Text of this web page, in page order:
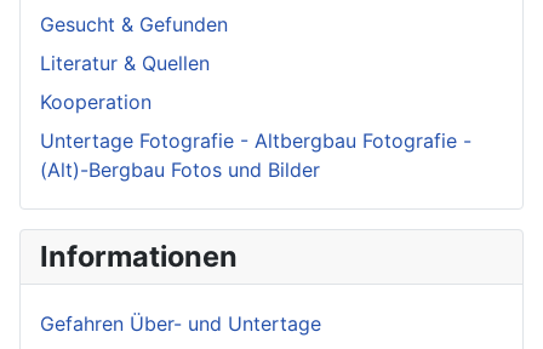
Gesucht & Gefunden
Literatur & Quellen
Kooperation
Untertage Fotografie - Altbergbau Fotografie -
(Alt)-Bergbau Fotos und Bilder
Informationen
Gefahren Über- und Untertage